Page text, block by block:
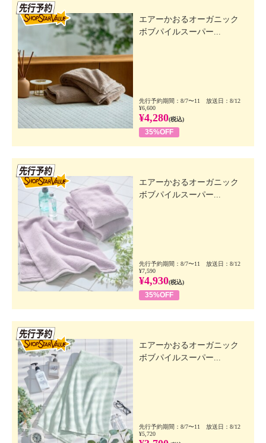
エアーかおるオーガニック
ボブパイルスーパー...
先行予約期間：8/7〜11 放送日：8/12
¥6,600
¥4,280(税込)
35%OFF
エアーかおるオーガニック
ボブパイルスーパー...
先行予約期間：8/7〜11 放送日：8/12
¥7,590
¥4,930(税込)
35%OFF
エアーかおるオーガニック
ボブパイルスーパー...
先行予約期間：8/7〜11 放送日：8/12
¥5,720